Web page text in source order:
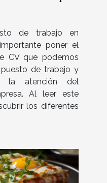
de trabajo en
poner el
CV que podemos
de trabajo y
la atención del
Al leer este
los diferentes